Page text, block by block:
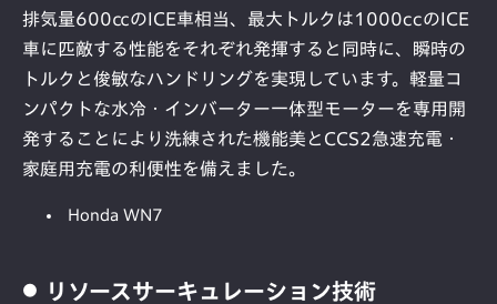
排気量600㏄のICE車相当、最大トルクは1000ccのICE
車に匹敵する性能をそれぞれ発揮すると同時に、瞬時の
トルクと俊敏なハンドリングを実現しています。軽量コ
ンパクトな水冷・インバーター一体型モーターを専用開
発することにより洗練された機能美とCCS2急速充電・
家庭用充電の利便性を備えました。
Honda WN7
リソースサーキュレーション技術